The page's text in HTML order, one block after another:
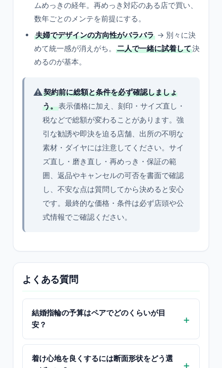
ムめっきの経年。再めっき対応のある店で買い、
数年ごとのメンテを前提にする。
夫婦でデザインの方向性がバラバラ → 別々に決
めて統一感が消えがち。
二人で一緒に試着して決
めるのが基本。
⚠️契約前に総額と条件を必ず確認しましょ
う。表示価格に加え、刻印・サイズ直し・
税などで総額が変わることがあります。強
引な勧誘や即決を迫る店舗、出所の不明な
素材・ダイヤには注意してください。サイ
ズ直し・磨き直し・再めっき・保証の範
囲、返品やキャンセルの可否を書面で確認
し、不安な点は質問してから決めると安心
です。最終的な価格・条件は必ず店頭や公
式情報でご確認ください。
よくある質問
結婚指輪の予算はペアでどのくらいが目
安？
着け心地を良くするには断面形状をどう選